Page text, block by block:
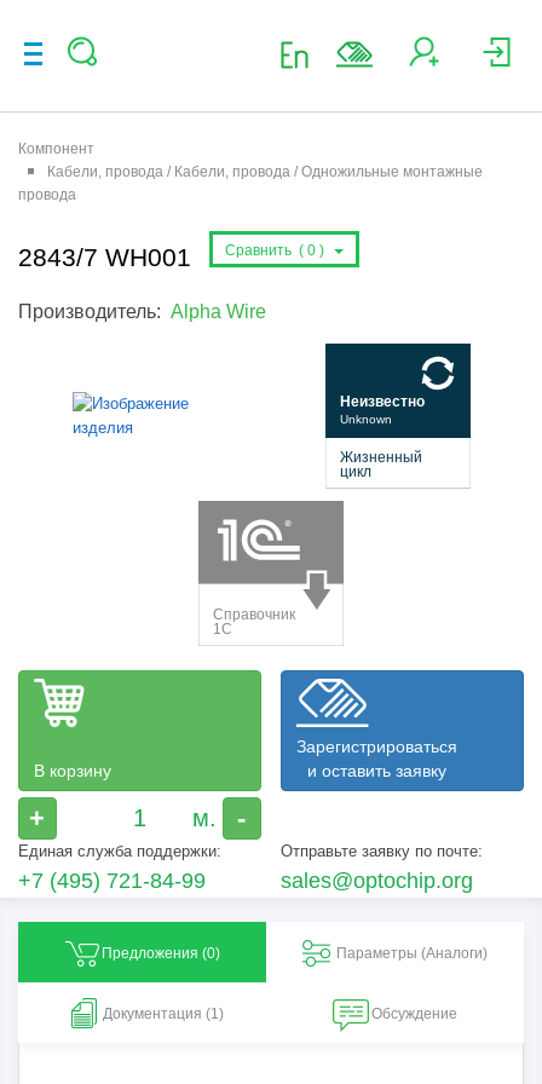
Компонент
Кабели, провода / Кабели, провода / Одножильные монтажные
провода
2843/7 WH001 Сравнить ( 0 )
Производитель: Alpha Wire
В корзину
+ -
Зарегистрироваться
и оставить заявку
Единая служба поддержки:
+7 (495) 721-84-99
Отправьте заявку по почте:
sales@optochip.org
Предложения (0) Параметры (Aналоги)
Документация (1) Обсуждение